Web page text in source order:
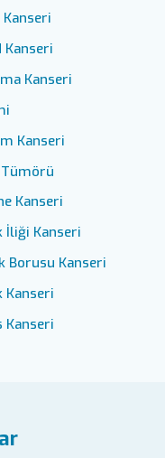
Kanseri
Kanseri
Kanseri
Tümörü
Kanseri
İliği Kanseri
Borusu Kanseri
Kanseri
Kanseri